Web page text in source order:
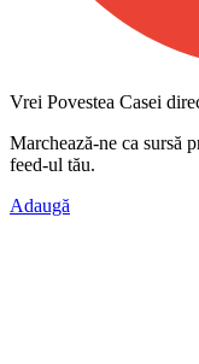
Vrei Povestea Casei
Marchează-ne ca sursă
feed-ul tău.
Adaugă